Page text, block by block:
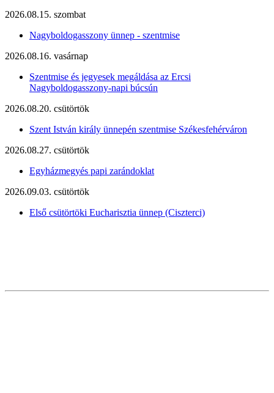
2026.08.15. szombat
Nagyboldogasszony ünnep - szentmise
2026.08.16. vasárnap
Szentmise és jegyesek megáldása az Ercsi
Nagyboldogasszony-napi búcsún
2026.08.20. csütörtök
Szent István király ünnepén szentmise Székesfehérváron
2026.08.27. csütörtök
Egyházmegyés papi zarándoklat
2026.09.03. csütörtök
Első csütörtöki Eucharisztia ünnep (Ciszterci)